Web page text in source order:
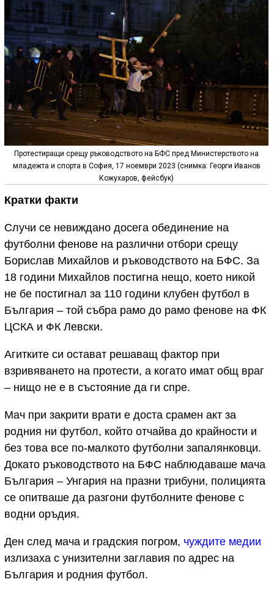
Протестиращи срещу ръководството на БФС пред Министерството на
младежта и спорта в София, 17 ноември 2023 (снимка: Георги Иванов
Кожухаров, фейсбук)
Кратки факти
Случи се невиждано досега обединение на
футболни фенове на различни отбори срещу
Борислав Михайлов и ръководството на БФС. За
18 години Михайлов постигна нещо, което никой
не бе постигнал за 110 години клубен футбол в
България – той събра рамо до рамо фенове на ФК
ЦСКА и ФК Левски.
Агитките си остават решаващ фактор при
взривяването на протести, а когато имат общ враг
– нищо не е в състояние да ги спре.
Мач при закрити врати е доста срамен акт за
родния ни футбол, който отчайва до крайности и
без това все по-малкото футболни запалянковци.
Докато ръководството на БФС наблюдаваше мача
България – Унгария на празни трибуни, полицията
се опитваше да разгони футболните фенове с
водни оръдия.
Ден след мача и градския погром, чуждите медии
излизаха с унизителни заглавия по адрес на
България и родния футбол.